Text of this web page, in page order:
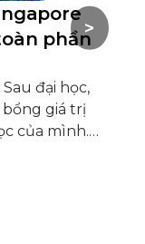
phần
đại học,
giá trị
của mình.
du học
>